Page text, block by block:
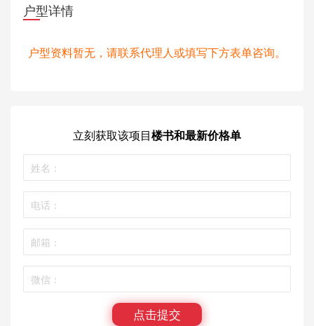
户型详情
户型资料暂无，请联系代理人或填写下方表单咨询。
立刻获取该项目楼书和最新价格单
点击提交